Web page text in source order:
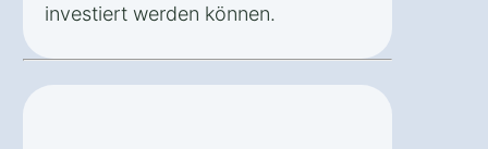
investiert werden können.